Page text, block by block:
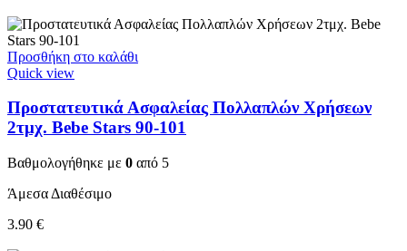
Προσθήκη στο καλάθι
Quick view
Προστατευτικά Ασφαλείας Πολλαπλών Χρήσεων
2τμχ. Bebe Stars 90-101
Βαθμολογήθηκε με 0 από 5
Άμεσα Διαθέσιμο
3.90 €